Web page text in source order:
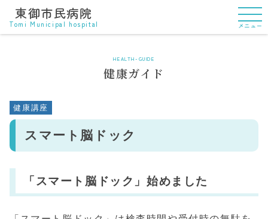
東御市民病院
Tomi Municipal hospital メニュー
HEALTH-GUIDE
健康ガイド
健康講座
スマート脳ドック
「スマート脳ドック」始めました